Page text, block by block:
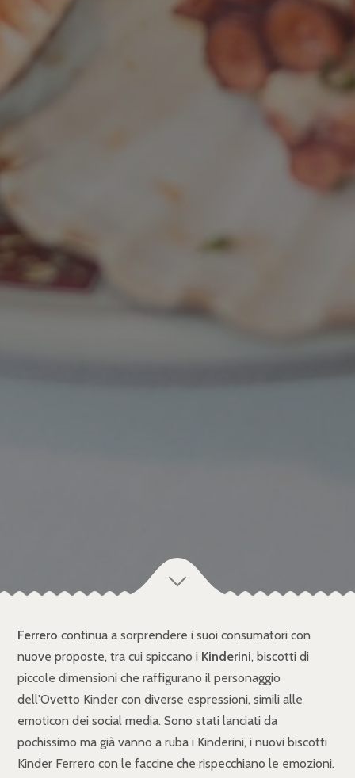
Ferrero continua a sorprendere i suoi consumatori con
nuove proposte, tra cui spiccano i Kinderini, biscotti di
piccole dimensioni che raffigurano il personaggio
dell'Ovetto Kinder con diverse espressioni, simili alle
emoticon dei social media. Sono stati lanciati da
pochissimo ma già vanno a ruba i Kinderini, i nuovi biscotti
Kinder Ferrero con le faccine che rispecchiano le emozioni.